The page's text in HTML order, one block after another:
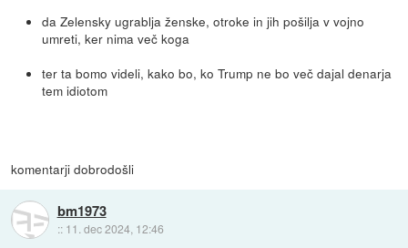
da Zelensky ugrablja ženske, otroke in jih pošilja v vojno
umreti, ker nima več koga
ter ta bomo videli, kako bo, ko Trump ne bo več dajal denarja
tem idiotom
komentarji dobrodošli
bm1973
:: 11. dec 2024, 12:46